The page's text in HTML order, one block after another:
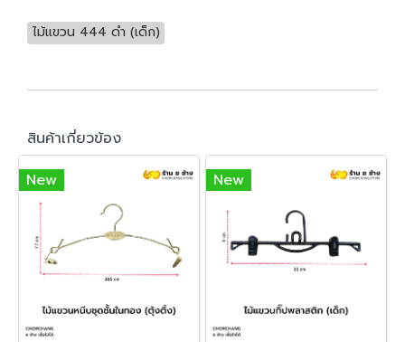
ไม้แขวน 444 ดำ (เด็ก)
สินค้าเกี่ยวข้อง
New
New